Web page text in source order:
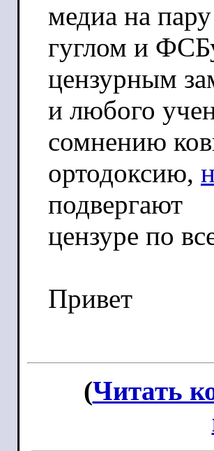
медиа на
гуглом и
цензурным
и любого
сомнению
ортодоксию,
подвергают
цензуре по
Привет
(Читать